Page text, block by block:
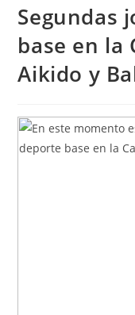
Segundas
base en la
Aikido y